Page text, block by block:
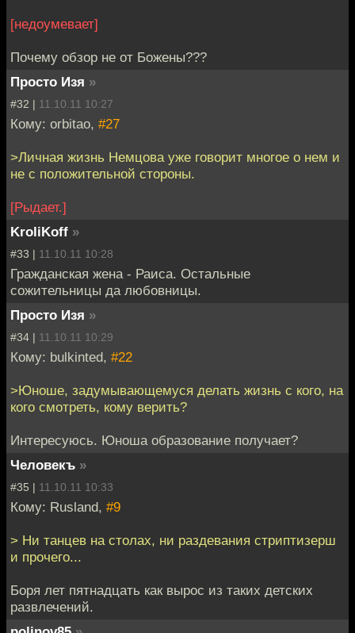
[недоумевает]
Почему обзор не от Божены???
Просто Изя »
#32 | 11.10.11 10:27
Кому: orbitao, #27
>Личная жизнь Немцова уже говорит многое о нем и
не с положительной стороны.
[Рыдает.]
KroliKoff »
#33 | 11.10.11 10:28
Гражданская жена - Раиса. Остальные
сожительницы да любовницы.
Просто Изя »
#34 | 11.10.11 10:29
Кому: bulkinted, #22
>Юноше, задумывающемуся делать жизнь с кого, на
кого смотреть, кому верить?
Интересуюсь. Юноша образование получает?
Человекъ »
#35 | 11.10.11 10:33
Кому: Rusland, #9
> Ни танцев на столах, ни раздевания стриптизерш
и прочего...
Боря лет пятнадцать как вырос из таких детских
развлечений.